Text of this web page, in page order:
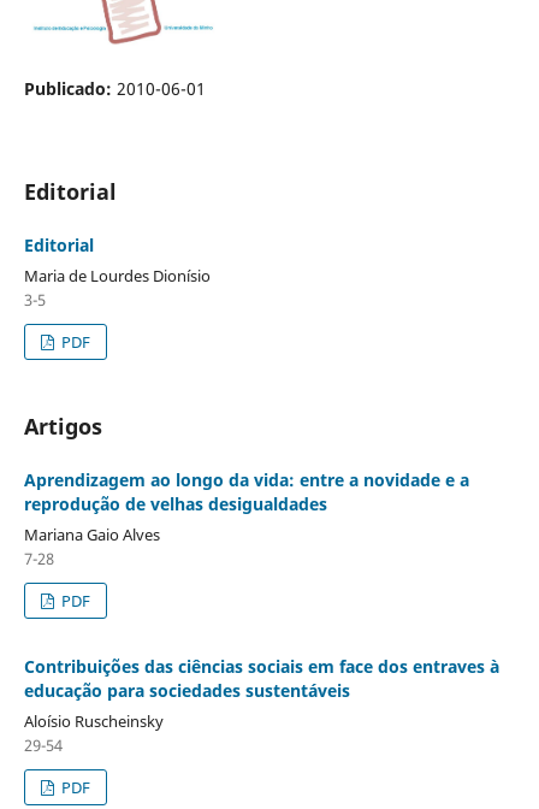
Publicado: 2010-06-01
Editorial
Editorial
Maria de Lourdes Dionísio
3-5
PDF
Artigos
Aprendizagem ao longo da vida: entre a novidade e a
reprodução de velhas desigualdades
Mariana Gaio Alves
7-28
PDF
Contribuições das ciências sociais em face dos entraves à
educação para sociedades sustentáveis
Aloísio Ruscheinsky
29-54
PDF